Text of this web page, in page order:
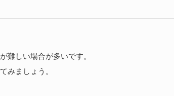
難しい場合が多いです。
みましょう。